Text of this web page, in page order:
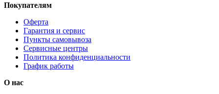
Покупателям
Оферта
Гарантия и сервис
Пункты самовывоза
Сервисные центры
Политика конфиденциальности
График работы
О нас